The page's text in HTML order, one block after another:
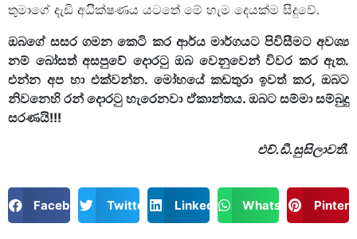
තුමාගේ දැඩි අධිික්ෂණය යටතේ මේ හැම දෙයක්ම සිදුවේ.
ඔබගේ සසර ගමන කෙටි කර ආර්ය මාර්ගයට පිවිසීමට අවශ්‍ය
නම් බෝසත් අසපුවේ දොරටු ඔබ වෙනුවෙන් විවර කර ඇත.
එන්න අප හා එක්වන්න. මෝහයේ කඩතුරා ඉවත් කර, ඔබට
නිවනෙහි රන් දොරටු හැරෙනවා ඒකාන්තය. ඔබට සම්මා සම්බුදු
සරණයි!!!
එච්.ඩී.සුසිලාවතී.
Facebook Twitter LinkedIn WhatsApp